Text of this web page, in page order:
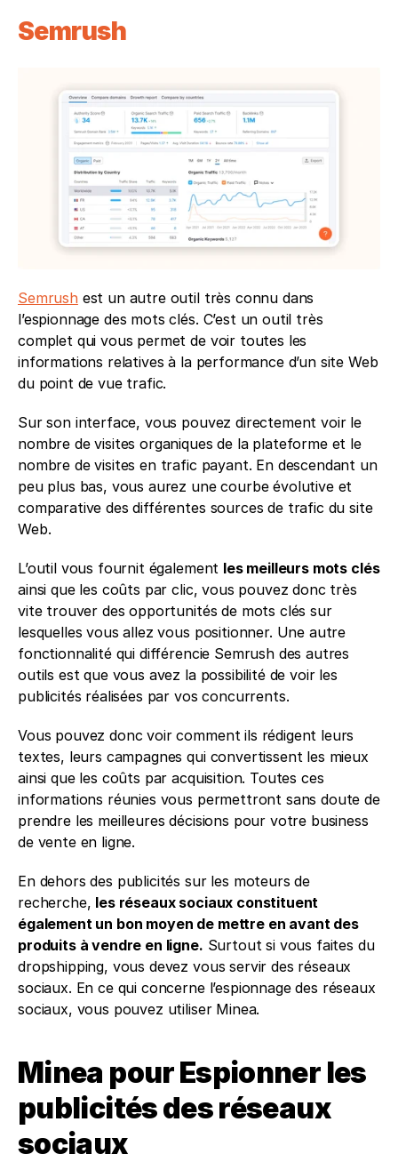
Semrush
Semrush est un autre outil très connu dans
l’espionnage des mots clés. C’est un outil très
complet qui vous permet de voir toutes les
informations relatives à la performance d’un site Web
du point de vue trafic.
Sur son interface, vous pouvez directement voir le
nombre de visites organiques de la plateforme et le
nombre de visites en trafic payant. En descendant un
peu plus bas, vous aurez une courbe évolutive et
comparative des différentes sources de trafic du site
Web.
L’outil vous fournit également les meilleurs mots clés
ainsi que les coûts par clic, vous pouvez donc très
vite trouver des opportunités de mots clés sur
lesquelles vous allez vous positionner. Une autre
fonctionnalité qui différencie Semrush des autres
outils est que vous avez la possibilité de voir les
publicités réalisées par vos concurrents.
Vous pouvez donc voir comment ils rédigent leurs
textes, leurs campagnes qui convertissent les mieux
ainsi que les coûts par acquisition. Toutes ces
informations réunies vous permettront sans doute de
prendre les meilleures décisions pour votre business
de vente en ligne.
En dehors des publicités sur les moteurs de
recherche, les réseaux sociaux constituent
également un bon moyen de mettre en avant des
produits à vendre en ligne. Surtout si vous faites du
dropshipping, vous devez vous servir des réseaux
sociaux. En ce qui concerne l’espionnage des réseaux
sociaux, vous pouvez utiliser Minea.
Minea pour Espionner les
publicités des réseaux
sociaux